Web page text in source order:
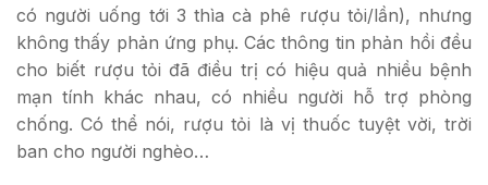
có người uống tới 3 thìa cà phê rượu tỏi/lần), nhưng
không thấy phản ứng phụ. Các thông tin phản hồi đều
cho biết rượu tỏi đã điều trị có hiệu quả nhiều bệnh
mạn tính khác nhau, có nhiều người hỗ trợ phòng
chống. Có thể nói, rượu tỏi là vị thuốc tuyệt vời, trời
ban cho người nghèo…